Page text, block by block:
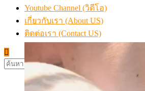
Youtube Channel (วิดีโอ)
เกี่ยวกับเรา (About US)
ติดต่อเรา (Contact US)
ค้นหา
สำหรับ: